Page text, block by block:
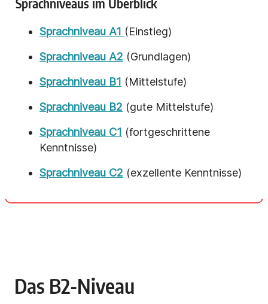
Sprachniveaus im Überblick
Sprachniveau A1 (Einstieg)
Sprachniveau A2 (Grundlagen)
Sprachniveau B1 (Mittelstufe)
Sprachniveau B2 (gute Mittelstufe)
Sprachniveau C1 (fortgeschrittene
Kenntnisse)
Sprachniveau C2 (exzellente Kenntnisse)
Das B2-Niveau